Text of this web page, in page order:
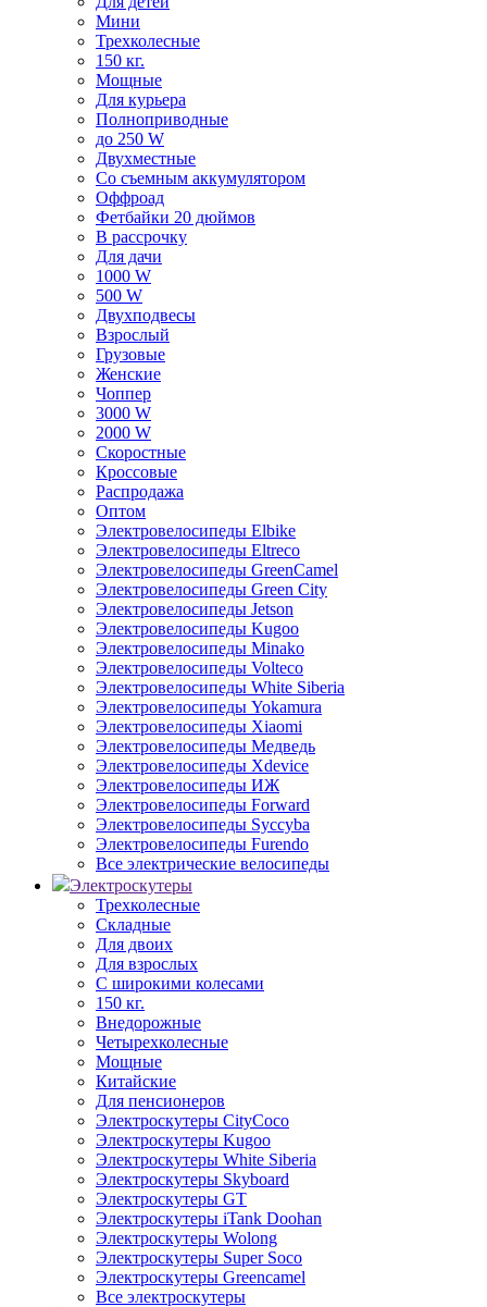
Мини
Трехколесные
150 кг.
Мощные
Для курьера
Полноприводные
до 250 W
Двухместные
Со съемным аккумулятором
Оффроад
Фетбайки 20 дюймов
В рассрочку
Для дачи
1000 W
500 W
Двухподвесы
Взрослый
Грузовые
Женские
Чоппер
3000 W
2000 W
Скоростные
Кроссовые
Распродажа
Оптом
Электровелосипеды Elbike
Электровелосипеды Eltreco
Электровелосипеды GreenCamel
Электровелосипеды Green City
Электровелосипеды Jetson
Электровелосипеды Kugoo
Электровелосипеды Minako
Электровелосипеды Volteco
Электровелосипеды White Siberia
Электровелосипеды Yokamura
Электровелосипеды Xiaomi
Электровелосипеды Медведь
Электровелосипеды Xdevice
Электровелосипеды ИЖ
Электровелосипеды Forward
Электровелосипеды Syccyba
Электровелосипеды Furendo
Все электрические велосипеды
Электроскутеры
Трехколесные
Складные
Для двоих
Для взрослых
С широкими колесами
150 кг.
Внедорожные
Четырехколесные
Мощные
Китайские
Для пенсионеров
Электроскутеры CityCoco
Электроскутеры Kugoo
Электроскутеры White Siberia
Электроскутеры Skyboard
Электроскутеры GT
Электроскутеры iTank Doohan
Электроскутеры Wolong
Электроскутеры Super Soco
Электроскутеры Greencamel
Все электроскутеры